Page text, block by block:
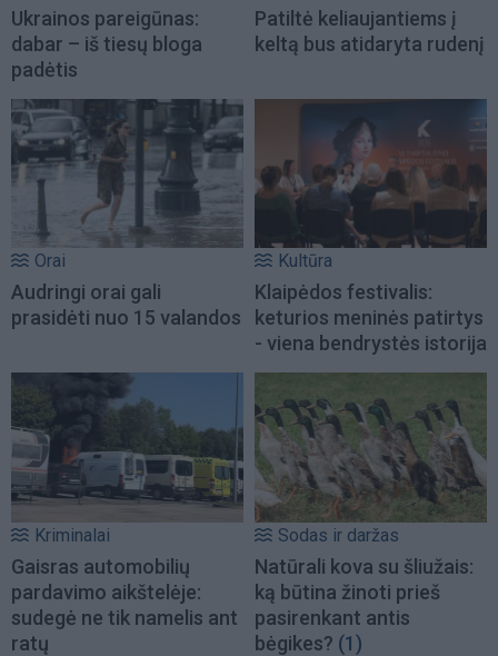
Ukrainos pareigūnas:
dabar – iš tiesų bloga
padėtis
Patiltė keliaujantiems į
keltą bus atidaryta rudenį
Orai
Audringi orai gali
prasidėti nuo 15 valandos
Kultūra
Klaipėdos festivalis:
keturios meninės patirtys
- viena bendrystės istorija
Kriminalai
Gaisras automobilių
pardavimo aikštelėje:
sudegė ne tik namelis ant
ratų
Sodas ir daržas
Natūrali kova su šliužais:
ką būtina žinoti prieš
pasirenkant antis
bėgikes? (1)